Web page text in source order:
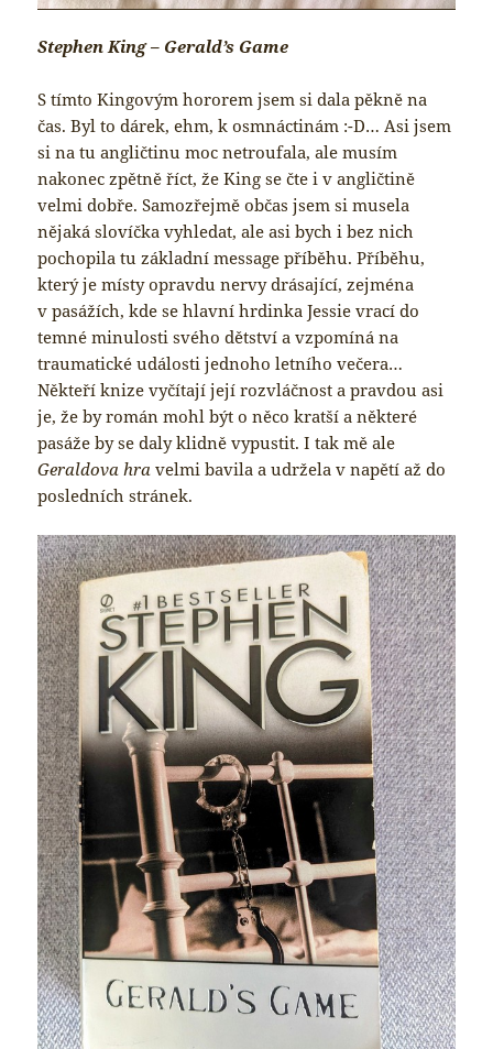
Stephen King – Gerald’s Game
S tímto Kingovým hororem jsem si dala pěkně na
čas. Byl to dárek, ehm, k osmnáctinám :-D… Asi jsem
si na tu angličtinu moc netroufala, ale musím
nakonec zpětně říct, že King se čte i v angličtině
velmi dobře. Samozřejmě občas jsem si musela
nějaká slovíčka vyhledat, ale asi bych i bez nich
pochopila tu základní message příběhu. Příběhu,
který je místy opravdu nervy drásající, zejména
v pasážích, kde se hlavní hrdinka Jessie vrací do
temné minulosti svého dětství a vzpomíná na
traumatické události jednoho letního večera…
Někteří knize vyčítají její rozvláčnost a pravdou asi
je, že by román mohl být o něco kratší a některé
pasáže by se daly klidně vypustit. I tak mě ale
Geraldova hra velmi bavila a udržela v napětí až do
posledních stránek.